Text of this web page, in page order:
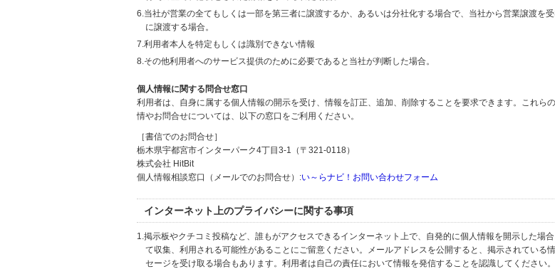
6.当社が営業の全てもしくは一部を第三者に譲渡するか、あるいは分社化する場合で、当社から営業譲渡を
に譲渡する場合。
7.利用者本人を特定もしくは識別できない情報
8.その他利用者へのサービス提供のために必要であると当社が判断した場合。
個人情報に関する問合せ窓口
利用者は、自身に属する個人情報の開示を受け、情報を訂正、追加、削除することを要求できます。これら
情やお問合せについては、以下の窓口をご利用ください。
［書信でのお問合せ］
栃木県宇都宮市インターパーク4丁目3-1（〒321-0118）
株式会社 HitBit
個人情報相談窓口（メールでのお問合せ）:い～らナビ！お問い合わせフォーム
インターネット上のプライバシーに関する事項
1.掲示板やクチコミ投稿など、誰もがアクセスできるインターネット上で、自発的に個人情報を開示した場
て収集、利用される可能性があることにご留意ください。メールアドレスを公開すると、掲示されている
セージを受け取る場合もあります。利用者は自己の責任において情報を発信することを認識してください。